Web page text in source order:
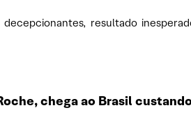
resultado
chega ao Brasil